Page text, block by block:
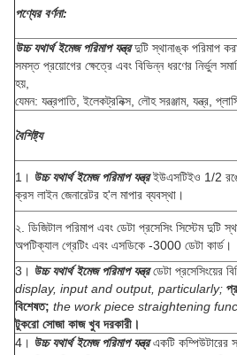
পণ্যের বর্ণনা:
উচ্চ যথার্থ ইমেজ পরিমাপ যন্ত্রদুটি স্থানাঙ্ক পরিমাপ
সমস্ত প্রয়োগের ক্ষেত্রে এবং বিভিন্ন ধরণের নির্ভুল
হয়,
যেমন: যন্ত্রপাতি, ইলেকট্রনিক্স, লৌহ সরঞ্জাম, যন্ত্র,
বৈশিষ্ট্য
1। উচ্চ যথার্থ ইমেজ পরিমাপ যন্ত্রইউএসটিইও 1/2 রঙের
ক্রস লাইন জেনারেটর হ'ল মাপার ব্যবস্থা।
২. ডিজিটাল পরিমাপ এবং ডেটা প্রসেসিং সিস্টেম দুটি
অপটিক্যাল গ্রেটিং এবং এসডিকে -3000 ডেটা কার্ড।
3। উচ্চ যথার্থ ইমেজ পরিমাপ যন্ত্রডেটা প্রসেসিংয়ের
display, input and output, particularly;
বিশেষত; the work piece straightening
টুকরো সোজা কাজ খুব দরকারী।
4। উচ্চ যথার্থ ইমেজ পরিমাপ যন্ত্রএকটি কম্পিউটারের